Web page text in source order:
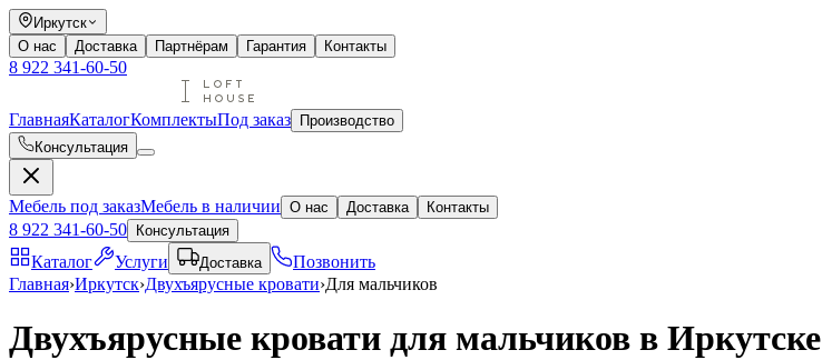
Иркутск
О нас
Доставка Партнёрам Гарантия Контакты
8 922 341-60-50
ГлавнаяКаталогКомплектыПод заказ
Производство
Консультация
Мебель под заказМебель в наличии О нас Доставка Контакты
8 922 341-60-50 Консультация
Каталог Услуги Доставка
Позвонить
Главная›Иркутск›Двухъярусные кровати›Для мальчиков
Двухъярусные кровати для мальчиков в Иркутске